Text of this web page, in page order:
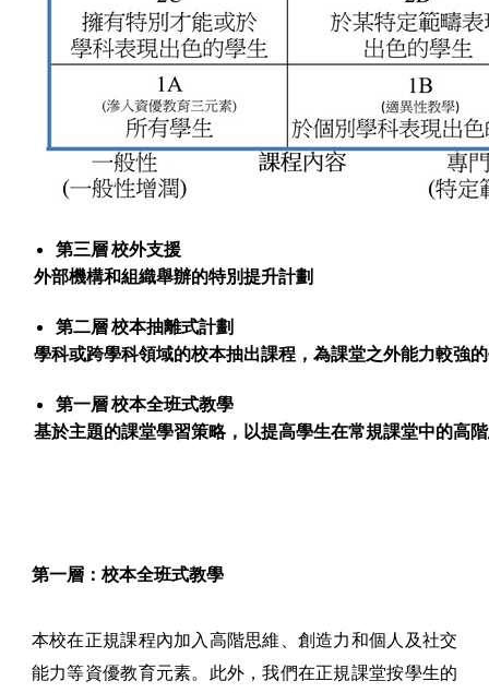
第三層 校外支援
外部機構和組織舉辦的特別提升計劃
第二層 校本抽離式計劃
學科或跨學科領域的校本抽出課程，為課堂之外能力較強
第一層 校本全班式教學
基於主題的課堂學習策略，以提高學生在常規課堂中的高
第一層：校本全班式教學
本校在正規課程內加入高階思維、創造力和個人及社交
能力等資優教育元素。此外，我們在正規課堂按學生的